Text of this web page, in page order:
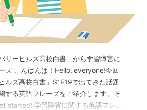
リーヒルズ高校白書」から学習障害に
ズ こんばんは！Hello, everyone!今回
ルズ高校白書」S1E19で出てきた話題
する英語フレーズをご紹介します。そ
started! 学習障害に関する英語フレー